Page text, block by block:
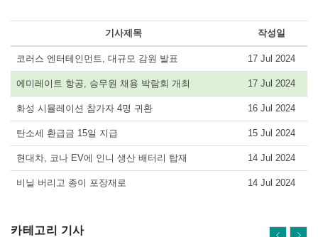
기사제목 작성일
코러스 엔터테인먼트, 대규모 감원 발표 17 Jul 2024
에미레이트 항공, 승무원 채용 박람회 개최 17 Jul 2024
화성 시뮬레이션 참가자 4명 귀환 16 Jul 2024
탄소세 환급금 15일 지급 15 Jul 2024
현대차, 코나 EV에 인니 생산 배터리 탑재 14 Jul 2024
비닐 버리고 종이 포장재로 14 Jul 2024
카테고리 기사